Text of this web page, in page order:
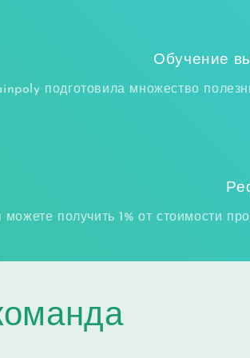
Обучение
подготовила множество
можете получить 1% от стоимости